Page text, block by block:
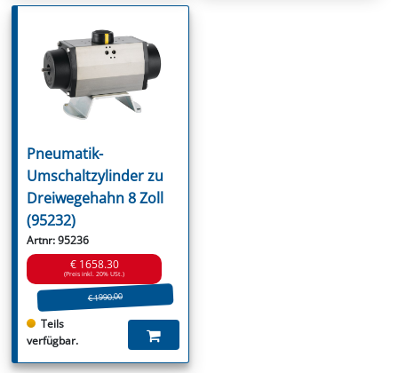
Pneumatik-
Umschaltzylinder zu
Dreiwegehahn 8 Zoll
(95232)
Artnr: 95236
€ 1658.30
(Preis inkl. 20% USt.)
€ 1990.00
Teils
verfügbar.